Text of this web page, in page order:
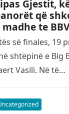
Gjestit,
që
madhe te
së finales, 19
shtëpinë e Big
Vasili. Në të…